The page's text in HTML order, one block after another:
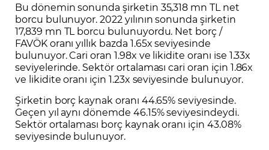
Bu dönemin sonunda şirketin 35,318 mn TL net
borcu bulunuyor. 2022 yılının sonunda şirketin
17,839 mn TL borcu bulunuyordu. Net borç /
FAVÖK oranı yıllık bazda 1.65x seviyesinde
bulunuyor. Cari oran 1.98x ve likidite oranı ise 1.33x
seviyelerinde. Sektör ortalaması cari oran için 1.86x
ve likidite oranı için 1.23x seviyesinde bulunuyor.
Şirketin borç kaynak oranı 44.65% seviyesinde.
Geçen yıl aynı dönemde 46.15% seviyesindeydi.
Sektör ortalaması borç kaynak oranı için 43.08%
seviyesinde bulunuyor.